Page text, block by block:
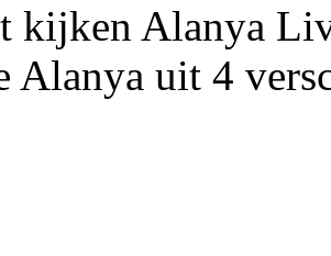
kijken Alanya
Alanya uit 4